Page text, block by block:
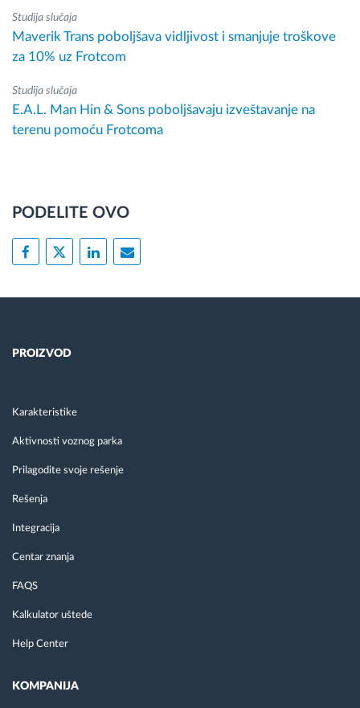
Studija slučaja
Maverik Trans poboljšava vidljivost i smanjuje troškove
za 10% uz Frotcom
Studija slučaja
E.A.L. Man Hin & Sons poboljšavaju izveštavanje na
terenu pomoću Frotcoma
PODELITE OVO
PROIZVOD
Karakteristike
Aktivnosti voznog parka
Prilagodite svoje rešenje
Rešenja
Integracija
Centar znanja
FAQS
Kalkulator uštede
Help Center
KOMPANIJA